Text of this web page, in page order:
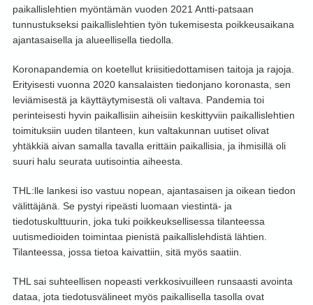
paikallislehtien myöntämän vuoden 2021 Antti-patsaan
tunnustukseksi paikallislehtien työn tukemisesta poikkeusaikana
ajantasaisella ja alueellisella tiedolla.
Koronapandemia on koetellut kriisitiedottamisen taitoja ja rajoja.
Erityisesti vuonna 2020 kansalaisten tiedonjano koronasta, sen
leviämisestä ja käyttäytymisestä oli valtava. Pandemia toi
perinteisesti hyvin paikallisiin aiheisiin keskittyviin paikallislehtien
toimituksiin uuden tilanteen, kun valtakunnan uutiset olivat
yhtäkkiä aivan samalla tavalla erittäin paikallisia, ja ihmisillä oli
suuri halu seurata uutisointia aiheesta.
THL:lle lankesi iso vastuu nopean, ajantasaisen ja oikean tiedon
välittäjänä. Se pystyi ripeästi luomaan viestintä- ja
tiedotuskulttuurin, joka tuki poikkeuksellisessa tilanteessa
uutismedioiden toimintaa pienistä paikallislehdistä lähtien.
Tilanteessa, jossa tietoa kaivattiin, sitä myös saatiin.
THL sai suhteellisen nopeasti verkkosivuilleen runsaasti avointa
dataa, jota tiedotusvälineet myös paikallisella tasolla ovat